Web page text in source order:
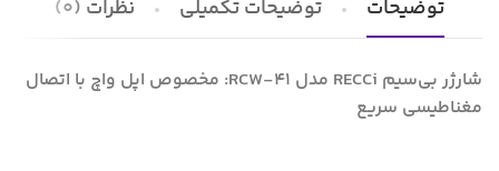
توضیحات توضیحات تکمیلی نظرات (0)
شارژر بی‌سیم RECCi مدل RCW-41: مخصوص اپل واچ با اتصال
مغناطیسی سریع